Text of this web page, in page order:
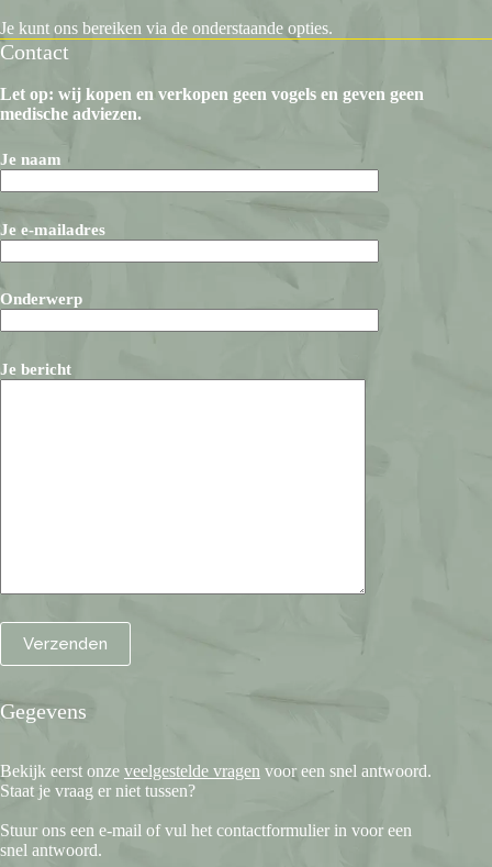
Je kunt ons bereiken via de onderstaande opties.
Contact
Let op: wij kopen en verkopen geen vogels en geven geen
medische adviezen.
Je naam
Je e-mailadres
Onderwerp
Je bericht
Gegevens
Bekijk eerst onze veelgestelde vragen voor een snel antwoord.
Staat je vraag er niet tussen?
Stuur ons een e-mail of vul het contactformulier in voor een
snel antwoord.